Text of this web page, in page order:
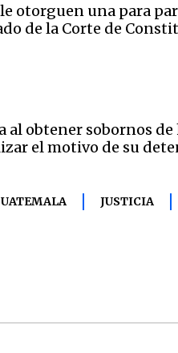
otorguen una para
de la Corte de
obtener sobornos de
el motivo de su
JUSTICIA